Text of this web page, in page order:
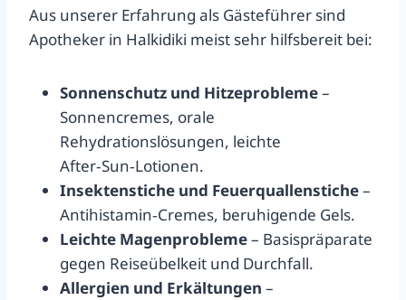
Aus unserer Erfahrung als Gästeführer sind
Apotheker in Halkidiki meist sehr hilfsbereit bei:
Sonnenschutz und Hitzeprobleme–
Sonnencremes, orale
Rehydrationslösungen, leichte
After‑Sun‑Lotionen.
Insektenstiche und Feuerquallenstiche–
Antihistamin‑Cremes, beruhigende Gels.
Leichte Magenprobleme– Basispräparate
gegen Reiseübelkeit und Durchfall.
Allergien und Erkältungen –